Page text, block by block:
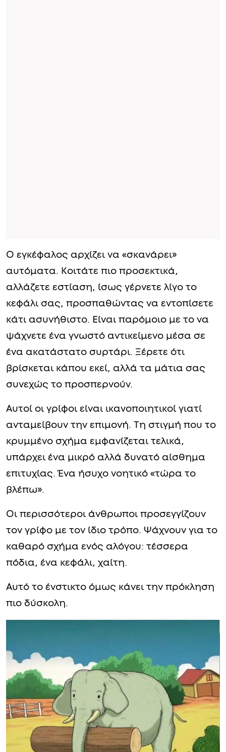
Ο εγκέφαλος αρχίζει να «σκανάρει»
αυτόματα. Κοιτάτε πιο προσεκτικά,
αλλάζετε εστίαση, ίσως γέρνετε λίγο το
κεφάλι σας, προσπαθώντας να εντοπίσετε
κάτι ασυνήθιστο. Είναι παρόμοιο με το να
ψάχνετε ένα γνωστό αντικείμενο μέσα σε
ένα ακατάστατο συρτάρι. Ξέρετε ότι
βρίσκεται κάπου εκεί, αλλά τα μάτια σας
συνεχώς το προσπερνούν.
Αυτοί οι γρίφοι είναι ικανοποιητικοί γιατί
ανταμείβουν την επιμονή. Τη στιγμή που το
κρυμμένο σχήμα εμφανίζεται τελικά,
υπάρχει ένα μικρό αλλά δυνατό αίσθημα
επιτυχίας. Ένα ήσυχο νοητικό «τώρα το
βλέπω».
Οι περισσότεροι άνθρωποι προσεγγίζουν
τον γρίφο με τον ίδιο τρόπο. Ψάχνουν για το
καθαρό σχήμα ενός αλόγου: τέσσερα
πόδια, ένα κεφάλι, χαίτη.
Αυτό το ένστικτο όμως κάνει την πρόκληση
πιο δύσκολη.